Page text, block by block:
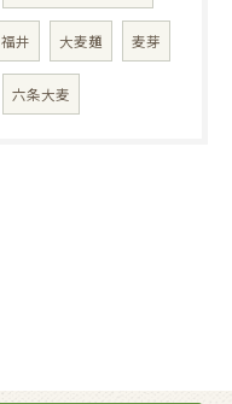
福井 大麦麺 麦芽
六条大麦